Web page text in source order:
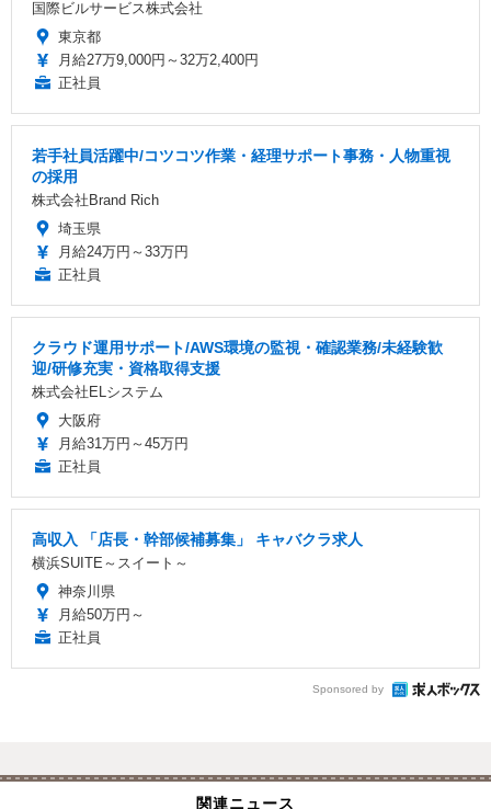
国際ビルサービス株式会社
東京都
月給27万9,000円～32万2,400円
正社員
若手社員活躍中/コツコツ作業・経理サポート事務・人物重視
の採用
株式会社Brand Rich
埼玉県
月給24万円～33万円
正社員
クラウド運用サポート/AWS環境の監視・確認業務/未経験歓
迎/研修充実・資格取得支援
株式会社ELシステム
大阪府
月給31万円～45万円
正社員
高収入 「店長・幹部候補募集」 キャバクラ求人
横浜SUITE～スイート～
神奈川県
月給50万円～
正社員
Sponsored by
関連ニュース